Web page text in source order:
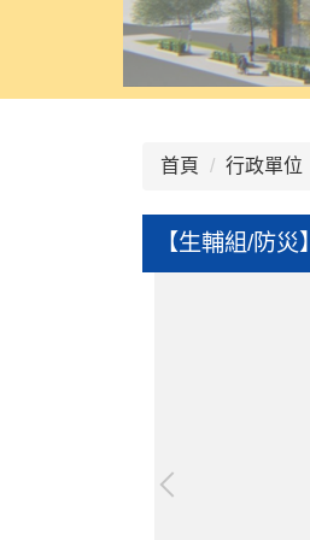
首頁 行政單位
【生輔組/防